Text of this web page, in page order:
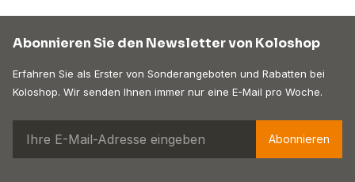
Abonnieren Sie den Newsletter von Koloshop
Erfahren Sie als Erster von Sonderangeboten und Rabatten bei
Koloshop. Wir senden Ihnen immer nur eine E-Mail pro Woche.
Abonnieren